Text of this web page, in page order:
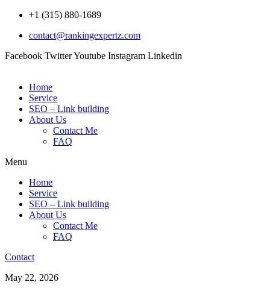
Skip
content
+1 (315) 880-1689
contact@rankingexpertz.com
Facebook TwitterYoutube Instagram Linkedin
Home
Service
SEO – Link building
About Us
Contact Me
FAQ
Menu
Home
Service
SEO – Link building
About Us
Contact Me
FAQ
Contact
May 22, 2026